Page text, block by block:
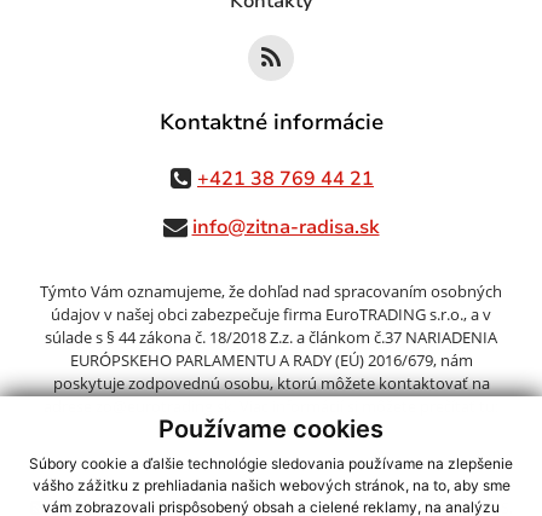
Používame cookies
Súbory cookie a ďalšie technológie sledovania používame na zlepšenie
vášho zážitku z prehliadania našich webových stránok, na to, aby sme
vám zobrazovali prispôsobený obsah a cielené reklamy, na analýzu
Kontaktné informácie
+421 38 769 44 21
info@zitna-radisa.sk
Týmto Vám oznamujeme, že dohľad nad spracovaním osobných
údajov v našej obci zabezpečuje firma EuroTRADING s.r.o., a v
súlade s § 44 zákona č. 18/2018 Z.z. a článkom č.37 NARIADENIA
EURÓPSKEHO PARLAMENTU A RADY (EÚ) 2016/679, nám
poskytuje zodpovednú osobu, ktorú môžete kontaktovať na
www.eurotrading.sk/zo
využite možnosť získavania aktuálnych informácií s využitím RSS